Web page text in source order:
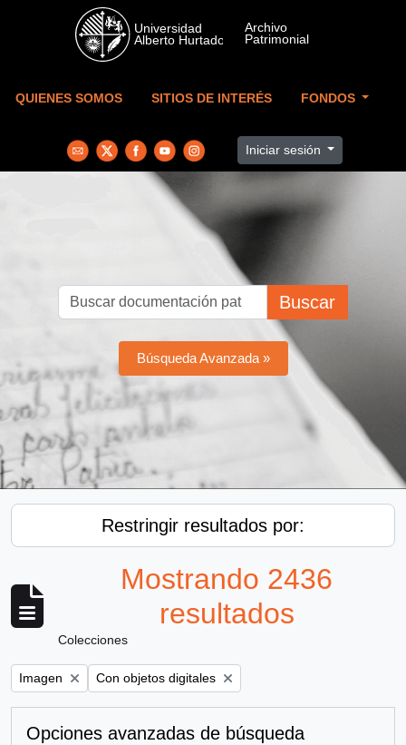
Skip to main content
QUIENES SOMOS SITIOS DE INTERÉS FONDOS
Iniciar sesión
Buscar
Búsqueda Avanzada »
Restringir resultados por:
Mostrando 2436
resultados
Colecciones
Remove filter:
Imagen Remove filter:
Con objetos digitales
Opciones avanzadas de búsqueda